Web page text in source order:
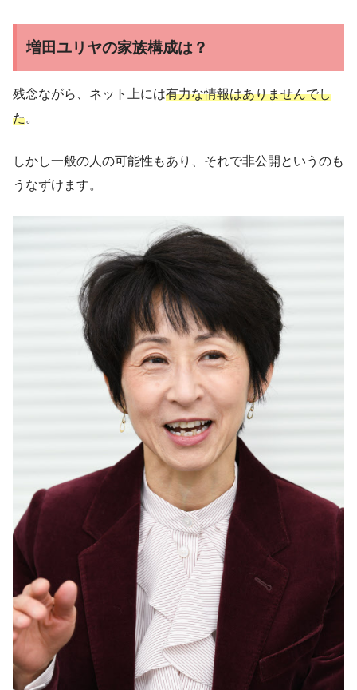
増田ユリヤの家族構成は？
残念ながら、ネット上には有力な情報はありませんでし
た。
しかし一般の人の可能性もあり、それで非公開というのも
うなずけます。